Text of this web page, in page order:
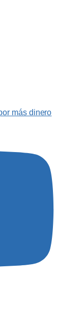
más dinero